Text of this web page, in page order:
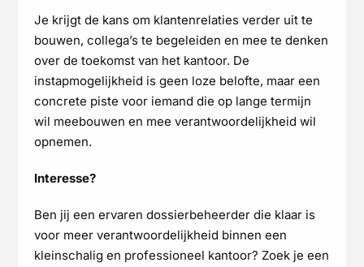
Je krijgt de kans om klantenrelaties verder uit te
bouwen, collega’s te begeleiden en mee te denken
over de toekomst van het kantoor. De
instapmogelijkheid is geen loze belofte, maar een
concrete piste voor iemand die op lange termijn
wil meebouwen en mee verantwoordelijkheid wil
opnemen.
Interesse?
Ben jij een ervaren dossierbeheerder die klaar is
voor meer verantwoordelijkheid binnen een
kleinschalig en professioneel kantoor? Zoek je een